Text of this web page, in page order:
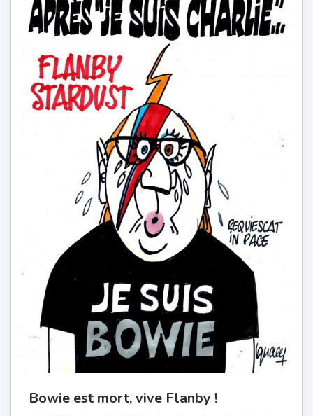
Bowie est mort, vive Flanby !